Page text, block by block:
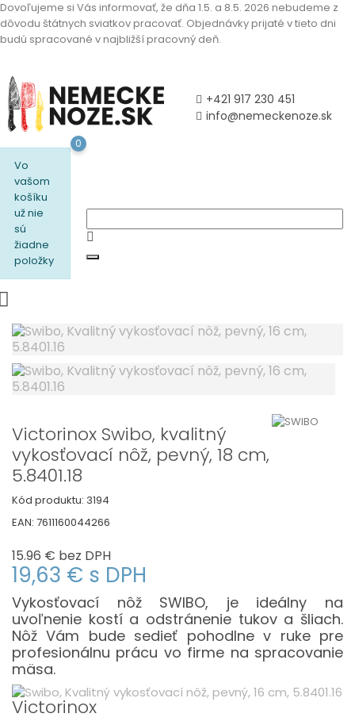
Dovoľujeme si Vás informovať, že dňa 1.5. a 8.5. 2026 nebudeme z
dôvodu štátnych sviatkov pracovať. Objednávky prijaté v tieto dni
budú spracované v najbližší pracovný deň.
+421 917 230 451
info@nemeckenoze.sk
Vo
vašom
košíku
už nie
sú
žiadne
položky
0
Victorinox Swibo, kvalitný
vykosťovací nôž, pevný, 18 cm,
5.8401.18
Kód produktu: 3194
EAN: 7611160044266
15.96 € bez DPH
19,63 € s DPH
Vykosťovací nôž SWIBO, je ideálny na
uvoľnenie kostí a odstránenie tukov a šliach.
Nôž Vám bude sedieť pohodlne v ruke pre
profesionálnu prácu vo firme na spracovanie
mäsa.
Victorinox